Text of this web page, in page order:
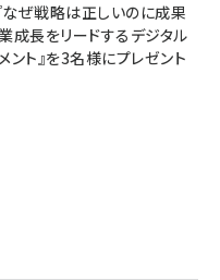
なぜ戦略は正しいのに成果
成長をリードするデジタル
ント』を3名様にプレゼント